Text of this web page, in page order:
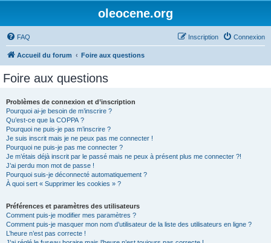
oleocene.org
FAQ Connexion
Inscription
Accueil du forum Foire aux questions
Foire aux questions
Problèmes de connexion et d’inscription
Pourquoi ai-je besoin de m’inscrire ?
Qu’est-ce que la COPPA ?
Pourquoi ne puis-je pas m’inscrire ?
Je suis inscrit mais je ne peux pas me connecter !
Pourquoi ne puis-je pas me connecter ?
Je m’étais déjà inscrit par le passé mais ne peux à présent plus me connecter ?!
J’ai perdu mon mot de passe !
Pourquoi suis-je déconnecté automatiquement ?
À quoi sert « Supprimer les cookies » ?
Préférences et paramètres des utilisateurs
Comment puis-je modifier mes paramètres ?
Comment puis-je masquer mon nom d’utilisateur de la liste des utilisateurs en ligne ?
L’heure n’est pas correcte !